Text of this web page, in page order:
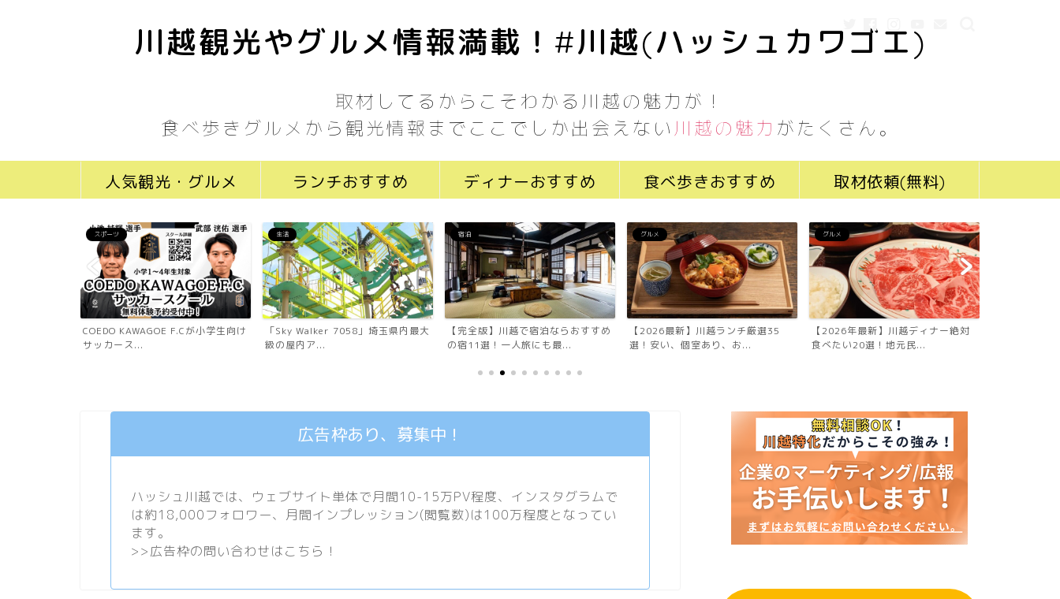
川越観光やグルメ情報満載！#川越(ハッシュカワゴエ)
取材してるからこそわかる川越の魅力が！
食べ歩きグルメから観光情報までここでしか出会えない 川越の魅力 がたくさん。
人気観光・グルメ ランチおすすめ ディナーおすすめ 食べ歩きおすすめ 取材依頼(無料)
スポーツ
COEDO KAWAGOE F.Cが小学生向け
サッカース...
生活
「Sky Walker 7058」埼玉県内最大
級の屋内ア...
宿泊
【完全版】川越で宿泊ならおすすめ
の宿11選！一人旅にも最...
グルメ
【2026最新】川越ランチ厳選35
選！安い、個室あり、お...
グルメ
【2026年最新】川越ディナー絶対
食べたい20選！地元民...
広告枠あり、募集中！
ハッシュ川越では、ウェブサイト単体で月間10-15万PV程度、 インスタグラムで
は約18,000フォロワー、月間インプレッション(閲覧数)は100万程度となってい
ます。
>>広告枠の問い合わせはこちら！